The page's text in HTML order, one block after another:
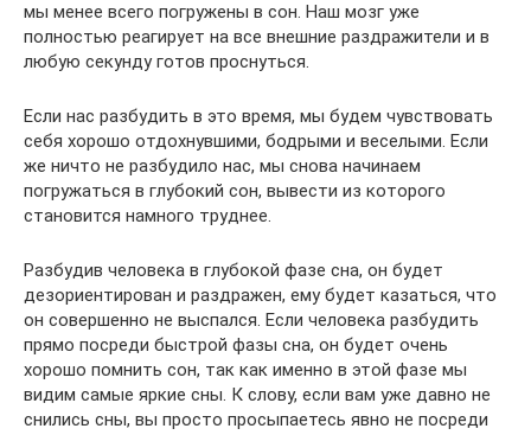
мы менее всего погружены в сон. Наш мозг уже
полностью реагирует на все внешние раздражители и в
любую секунду готов проснуться.
Если нас разбудить в это время, мы будем чувствовать
себя хорошо отдохнувшими, бодрыми и веселыми. Если
же ничто не разбудило нас, мы снова начинаем
погружаться в глубокий сон, вывести из которого
становится намного труднее.
Разбудив человека в глубокой фазе сна, он будет
дезориентирован и раздражен, ему будет казаться, что
он совершенно не выспался. Если человека разбудить
прямо посреди быстрой фазы сна, он будет очень
хорошо помнить сон, так как именно в этой фазе мы
видим самые яркие сны. К слову, если вам уже давно не
снились сны, вы просто просыпаетесь явно не посреди